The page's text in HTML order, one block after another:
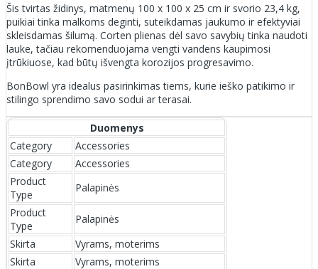
Šis tvirtas židinys, matmenų 100 x 100 x 25 cm ir svorio 23,4 kg,
puikiai tinka malkoms deginti, suteikdamas jaukumo ir efektyviai
skleisdamas šilumą. Corten plienas dėl savo savybių tinka naudoti
lauke, tačiau rekomenduojama vengti vandens kaupimosi
įtrūkiuose, kad būtų išvengta korozijos progresavimo.
BonBowl yra idealus pasirinkimas tiems, kurie ieško patikimo ir
stilingo sprendimo savo sodui ar terasai.
Duomenys
Category
Accessories
Category
Accessories
Product
Type
Palapinės
Product
Type
Palapinės
Skirta
Vyrams, moterims
Skirta
Vyrams, moterims